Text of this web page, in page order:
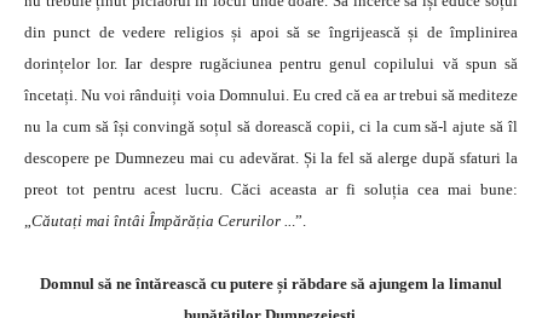
din punct de vedere religios și apoi să se îngrijească și de împlinirea
dorințelor lor. Iar despre rugăciunea pentru genul copilului vă spun să
încetați. Nu voi rânduiți voia Domnului. Eu cred că ea ar trebui să mediteze
nu la cum să își convingă soțul să dorească copii, ci la cum să-l ajute să îl
descopere pe Dumnezeu mai cu adevărat. Și la fel să alerge după sfaturi la
preot tot pentru acest lucru. Căci aceasta ar fi soluția cea mai bune:
„Căutați mai întâi Împărăția Cerurilor ...”.
Domnul să ne întărească cu putere și răbdare să ajungem la limanul